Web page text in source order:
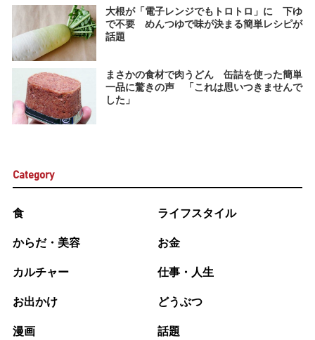
大根が「電子レンジでもトロトロ」に 下ゆ
で不要 めんつゆで味が決まる簡単レシピが
話題
まさかの食材で肉うどん 缶詰を使った簡単
一品に驚きの声 「これは思いつきませんで
した」
Category
食 ライフスタイル
からだ・美容 お金
カルチャー 仕事・人生
お出かけ どうぶつ
漫画 話題